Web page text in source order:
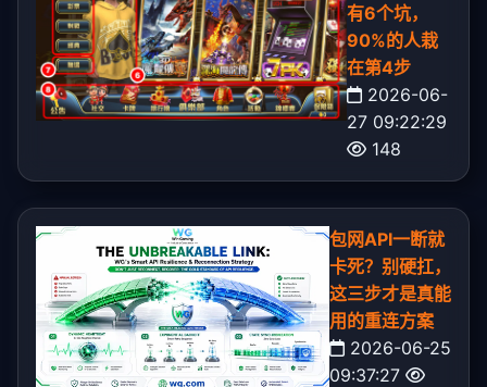
有6个坑，
90%的人栽
在第4步
2026-06-
27 09:22:29
148
包网API一断就
卡死？别硬扛，
这三步才是真能
用的重连方案
2026-06-25
09:37:27